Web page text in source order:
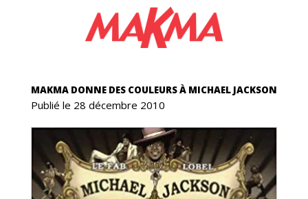
MAKMA DONNE DES COULEURS À MICHAEL JACKSON
Publié le 28 décembre 2010